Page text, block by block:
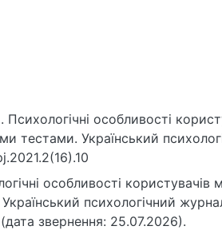
особливості
тестами. Український
особливості користувачів
психологічний
звернення: 25.07.2026).